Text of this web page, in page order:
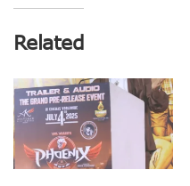
Related